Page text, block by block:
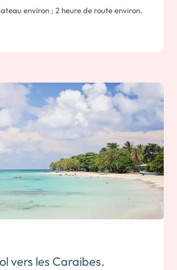
!
environ ; 2 heure de route environ.
vers les Caraibes.